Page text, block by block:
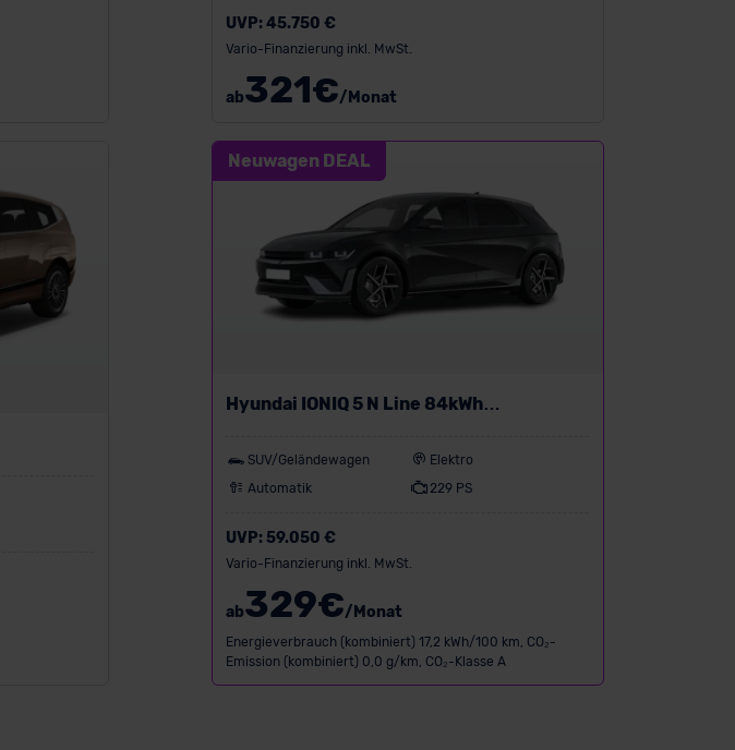
UVP:45.750 €
Vario-Finanzierung inkl. MwSt.
ab321€/Monat
Neuwagen DEAL
Hyundai IONIQ 5 N Line 84kWh
SUV/Geländewagen
Elektro
Automatik
229 PS
UVP:59.050 €
Vario-Finanzierung inkl. MwSt.
ab329€/Monat
Energieverbrauch (kombiniert) 17,2 kWh/100 km, CO₂-
Emission (kombiniert) 0,0 g/km, CO₂-Klasse A